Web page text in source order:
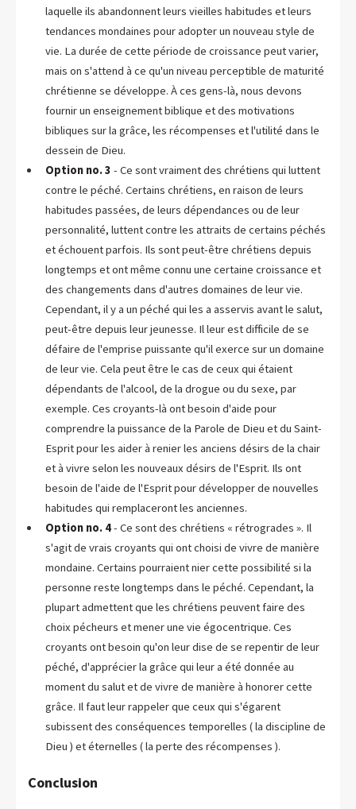
laquelle ils abandonnent leurs vieilles habitudes et leurs
tendances mondaines pour adopter un nouveau style de
vie. La durée de cette période de croissance peut varier,
mais on s'attend à ce qu'un niveau perceptible de maturité
chrétienne se développe. À ces gens-là, nous devons
fournir un enseignement biblique et des motivations
bibliques sur la grâce, les récompenses et l'utilité dans le
dessein de Dieu.
Option no. 3 - Ce sont vraiment des chrétiens qui luttent
contre le péché. Certains chrétiens, en raison de leurs
habitudes passées, de leurs dépendances ou de leur
personnalité, luttent contre les attraits de certains péchés
et échouent parfois. Ils sont peut-être chrétiens depuis
longtemps et ont même connu une certaine croissance et
des changements dans d'autres domaines de leur vie.
Cependant, il y a un péché qui les a asservis avant le salut,
peut-être depuis leur jeunesse. Il leur est difficile de se
défaire de l'emprise puissante qu'il exerce sur un domaine
de leur vie. Cela peut être le cas de ceux qui étaient
dépendants de l'alcool, de la drogue ou du sexe, par
exemple. Ces croyants-là ont besoin d'aide pour
comprendre la puissance de la Parole de Dieu et du Saint-
Esprit pour les aider à renier les anciens désirs de la chair
et à vivre selon les nouveaux désirs de l'Esprit. Ils ont
besoin de l'aide de l'Esprit pour développer de nouvelles
habitudes qui remplaceront les anciennes.
Option no. 4- Ce sont des chrétiens « rétrogrades ». Il
s'agit de vrais croyants qui ont choisi de vivre de manière
mondaine. Certains pourraient nier cette possibilité si la
personne reste longtemps dans le péché. Cependant, la
plupart admettent que les chrétiens peuvent faire des
choix pécheurs et mener une vie égocentrique. Ces
croyants ont besoin qu'on leur dise de se repentir de leur
péché, d'apprécier la grâce qui leur a été donnée au
moment du salut et de vivre de manière à honorer cette
grâce. Il faut leur rappeler que ceux qui s'égarent
subissent des conséquences temporelles ( la discipline de
Dieu ) et éternelles ( la perte des récompenses ).
Conclusion